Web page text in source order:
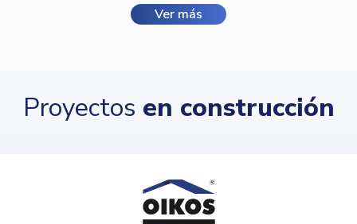
Ver más
Proyectos en construcción